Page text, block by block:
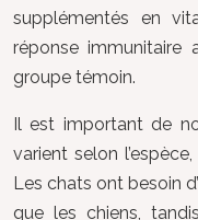
supplémentés en
réponse immunitaire
groupe témoin.
Il est important de
varient selon
Les chats ont besoin
que les chiens,